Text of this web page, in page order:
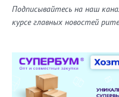
Подписывайтесь на наш
курсе главных новостей